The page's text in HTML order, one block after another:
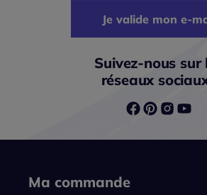
Je valide mon e-
Suivez-nous sur
réseaux
Ma commande